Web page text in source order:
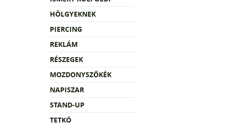
HÖLGYEKNEK
PIERCING
REKLÁM
RÉSZEGEK
MOZDONYSZŐKÉK
NAPISZAR
STAND-UP
TETKÓ